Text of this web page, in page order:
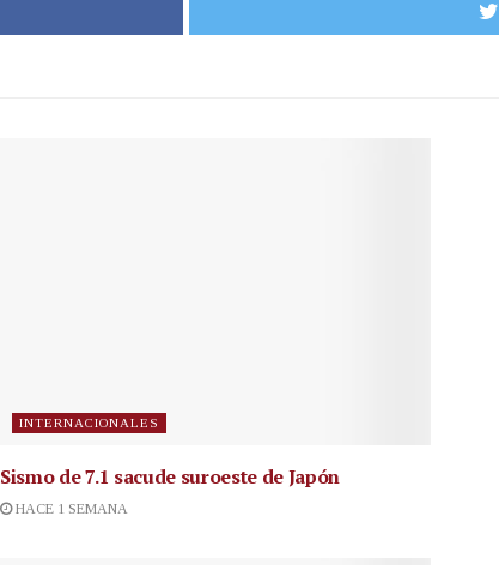
INTERNACIONALES
Sismo de 7.1 sacude suroeste de Japón
HACE 1 SEMANA